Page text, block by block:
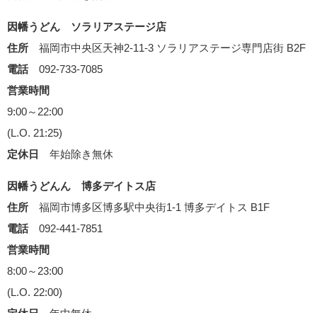
因幡うどん ソラリアステージ店
住所 福岡市中央区天神2-11-3 ソラリアステージ専門店街 B2F
電話092-733-7085
営業時間
9:00～22:00
(L.O. 21:25)
定休日
年始除き無休
因幡うどんん 博多デイトス店
住所 福岡市博多区博多駅中央街1-1 博多デイトス B1F
電話092-441-7851
営業時間
8:00～23:00
(L.O. 22:00)